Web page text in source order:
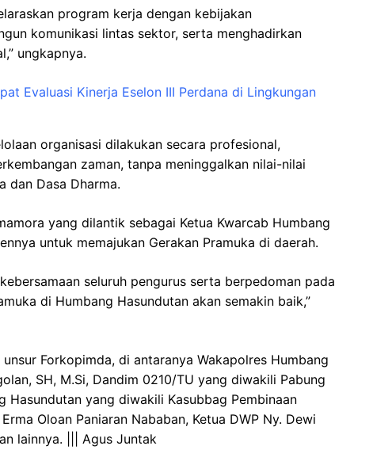
program kerja dengan kebijakan
komunikasi lintas sektor, serta menghadirkan
ungkapnya.
Evaluasi Kinerja Eselon III Perdana di Lingkungan
organisasi dilakukan secara profesional,
zaman, tanpa meninggalkan nilai-nilai
dan Dasa Dharma.
yang dilantik sebagai Ketua Kwarcab Humbang
untuk memajukan Gerakan Pramuka di daerah.
seluruh pengurus serta berpedoman pada
di Humbang Hasundutan akan semakin baik,”
Forkopimda, di antaranya Wakapolres Humbang
SH, M.Si, Dandim 0210/TU yang diwakili Pabung
Hasundutan yang diwakili Kasubbag Pembinaan
Oloan Paniaran Nababan, Ketua DWP Ny. Dewi
lainnya. ||| Agus Juntak